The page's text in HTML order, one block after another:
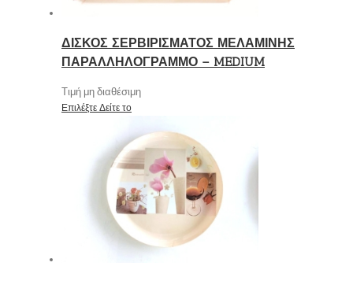
ΔΙΣΚΟΣ ΣΕΡΒΙΡΙΣΜΑΤΟΣ ΜΕΛΑΜΙΝΗΣ
ΠΑΡΑΛΛΗΛΟΓΡΑΜΜΟ – MEDIUM
Τιμή μη διαθέσιμη
Επιλέξτε Δείτε το